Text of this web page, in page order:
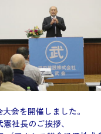
会を開催しました。
社長のご挨拶、